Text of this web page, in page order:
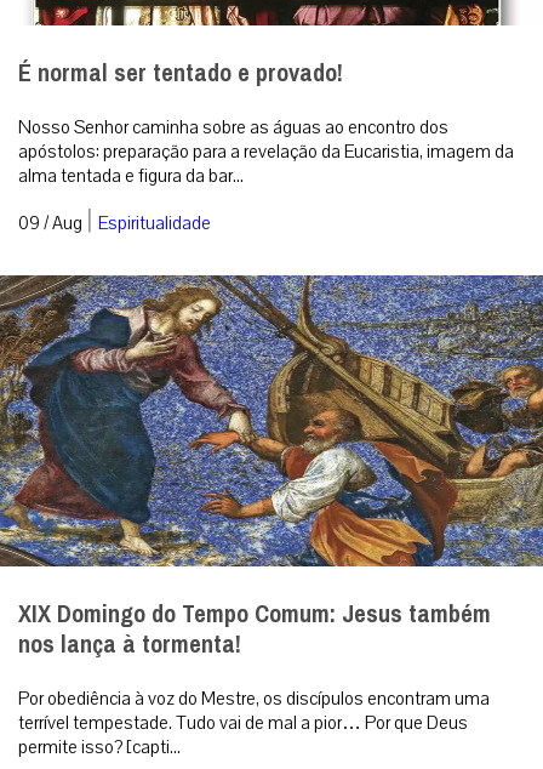
É normal ser tentado e provado!
Nosso Senhor caminha sobre as águas ao encontro dos
apóstolos: preparação para a revelação da Eucaristia, imagem da
alma tentada e figura da bar...
09 / Aug | Espiritualidade
XIX Domingo do Tempo Comum: Jesus também
nos lança à tormenta!
Por obediência à voz do Mestre, os discípulos encontram uma
terrível tempestade. Tudo vai de mal a pior… Por que Deus
permite isso? [capti...